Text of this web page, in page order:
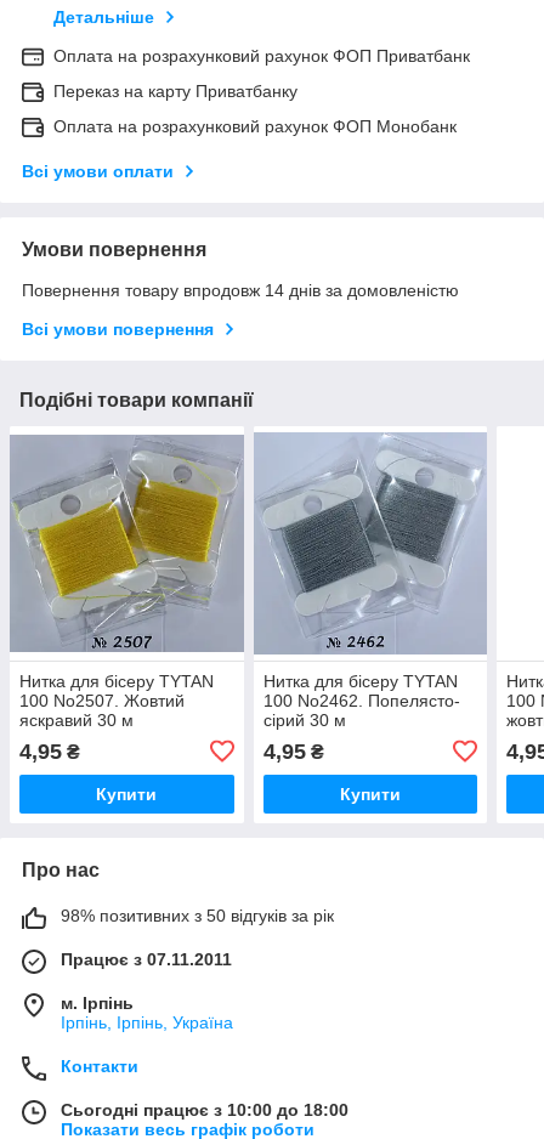
Детальніше
Оплата на розрахунковий рахунок ФОП Приватбанк
Переказ на карту Приватбанку
Оплата на розрахунковий рахунок ФОП Монобанк
Всі умови оплати
Умови повернення
Повернення товару впродовж 14 днів за домовленістю
Всі умови повернення
Подібні товари компанії
Нитка для бісеру TYTAN
100 No2507. Жовтий
яскравий 30 м
4,95 ₴
Купити
Нитка для бісеру TYTAN
100 No2462. Попелясто-
сірий 30 м
4,95₴
Купити
100
Про нас
98% позитивних з 50 відгуків за рік
Працює з 07.11.2011
м. Ірпінь
Ірпінь, Ірпінь, Україна
Контакти
Сьогодні працює з 10:00 до 18:00
Показати весь графік роботи